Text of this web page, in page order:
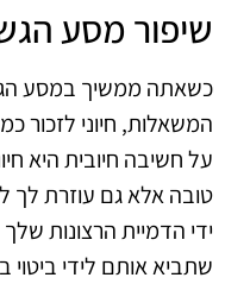
שיפור מסע
כשאתה ממשיך במסע
המשאלות, חיוני לזכור
על חשיבה חיובית היא
טובה אלא גם עוזרת לך
ידי הדמיית הרצונות
שתביא אותם לידי ביטוי